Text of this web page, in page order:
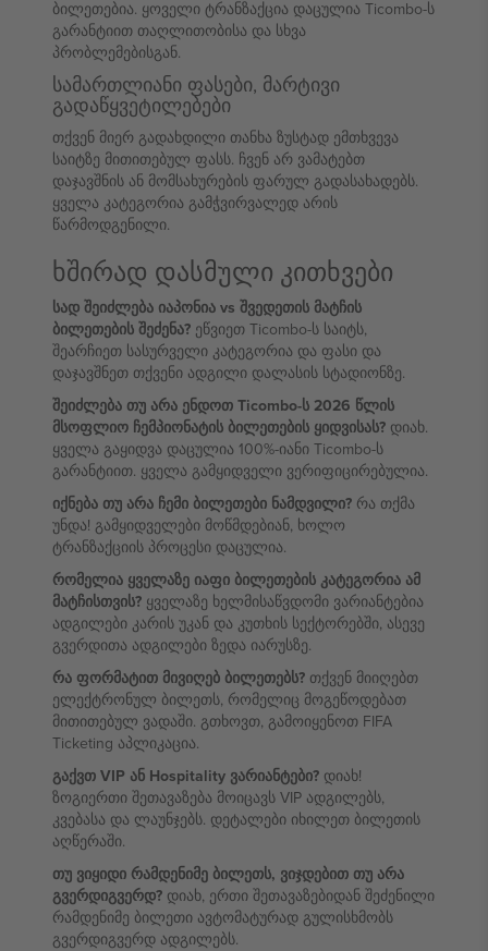
ბილეთებია. ყოველი ტრანზაქცია დაცულია Ticombo-ს
გარანტიით თაღლითობისა და სხვა
პრობლემებისგან.
სამართლიანი ფასები, მარტივი
გადაწყვეტილებები
თქვენ მიერ გადახდილი თანხა ზუსტად ემთხვევა
საიტზე მითითებულ ფასს. ჩვენ არ ვამატებთ
დაჯავშნის ან მომსახურების ფარულ გადასახადებს.
ყველა კატეგორია გამჭვირვალედ არის
წარმოდგენილი.
ხშირად დასმული კითხვები
სად შეიძლება იაპონია vs შვედეთის მატჩის
ბილეთების შეძენა? ეწვიეთ Ticombo-ს საიტს,
შეარჩიეთ სასურველი კატეგორია და ფასი და
დაჯავშნეთ თქვენი ადგილი დალასის სტადიონზე.
შეიძლება თუ არა ენდოთ Ticombo-ს 2026 წლის
მსოფლიო ჩემპიონატის ბილეთების ყიდვისას? დიახ.
ყველა გაყიდვა დაცულია 100%-იანი Ticombo-ს
გარანტიით. ყველა გამყიდველი ვერიფიცირებულია.
იქნება თუ არა ჩემი ბილეთები ნამდვილი? რა თქმა
უნდა! გამყიდველები მოწმდებიან, ხოლო
ტრანზაქციის პროცესი დაცულია.
რომელია ყველაზე იაფი ბილეთების კატეგორია ამ
მატჩისთვის? ყველაზე ხელმისაწვდომი ვარიანტებია
ადგილები კარის უკან და კუთხის სექტორებში, ასევე
გვერდითა ადგილები ზედა იარუსზე.
რა ფორმატით მივიღებ ბილეთებს? თქვენ მიიღებთ
ელექტრონულ ბილეთს, რომელიც მოგეწოდებათ
მითითებულ ვადაში. გთხოვთ, გამოიყენოთ FIFA
Ticketing აპლიკაცია.
გაქვთ VIP ან Hospitality ვარიანტები? დიახ!
ზოგიერთი შეთავაზება მოიცავს VIP ადგილებს,
კვებასა და ლაუნჯებს. დეტალები იხილეთ ბილეთის
აღწერაში.
თუ ვიყიდი რამდენიმე ბილეთს, ვიჯდებით თუ არა
გვერდიგვერდ? დიახ, ერთი შეთავაზებიდან შეძენილი
რამდენიმე ბილეთი ავტომატურად გულისხმობს
გვერდიგვერდ ადგილებს.